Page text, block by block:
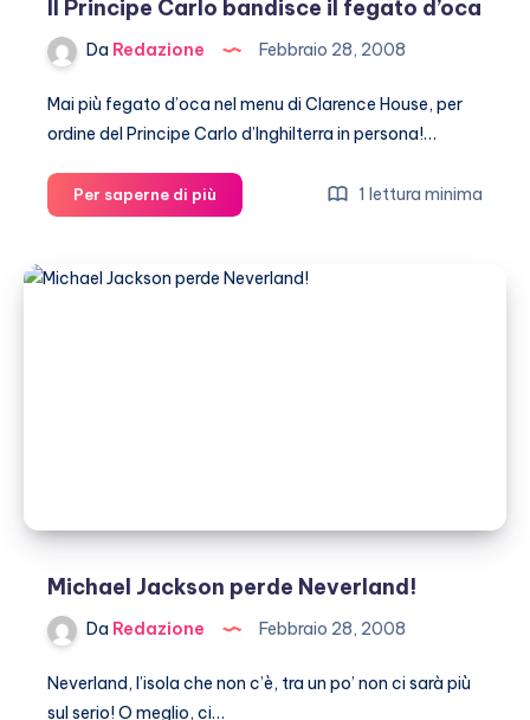
Il Principe Carlo bandisce il fegato d’oca
Da Redazione Febbraio 28, 2008
Mai più fegato d’oca nel menu di Clarence House, per
ordine del Principe Carlo d’Inghilterra in persona!…
Per saperne di più
Principe
bandisce
1 lettura minima
Michael Jackson perde Neverland!
Da Redazione Febbraio 28, 2008
Neverland, l’isola che non c’è, tra un po’ non ci sarà più
sul serio! O meglio, ci…